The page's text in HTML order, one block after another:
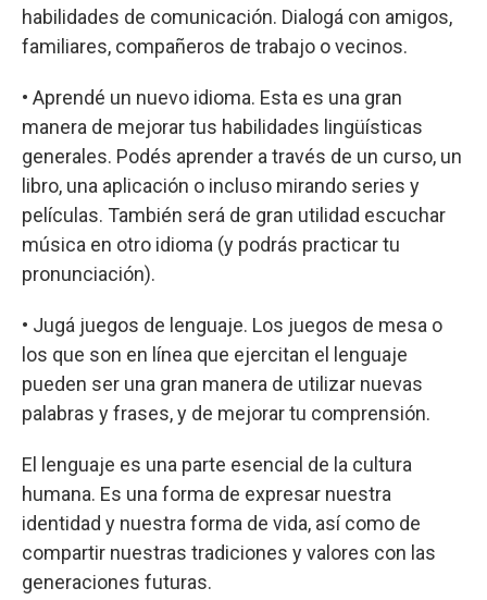
habilidades de comunicación. Dialogá con amigos,
familiares, compañeros de trabajo o vecinos.
• Aprendé un nuevo idioma. Esta es una gran
manera de mejorar tus habilidades lingüísticas
generales. Podés aprender a través de un curso, un
libro, una aplicación o incluso mirando series y
películas. También será de gran utilidad escuchar
música en otro idioma (y podrás practicar tu
pronunciación).
• Jugá juegos de lenguaje. Los juegos de mesa o
los que son en línea que ejercitan el lenguaje
pueden ser una gran manera de utilizar nuevas
palabras y frases, y de mejorar tu comprensión.
El lenguaje es una parte esencial de la cultura
humana. Es una forma de expresar nuestra
identidad y nuestra forma de vida, así como de
compartir nuestras tradiciones y valores con las
generaciones futuras.